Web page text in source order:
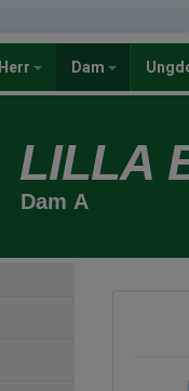
Herr Dam
LILLA
Dam A